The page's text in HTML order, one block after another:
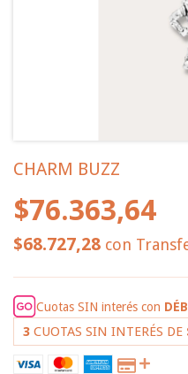
CHARM BUZZ
$76.363,64
$68.727,28 con
Cuotas SIN interés con
3 CUOTAS SIN INTERÉS DE